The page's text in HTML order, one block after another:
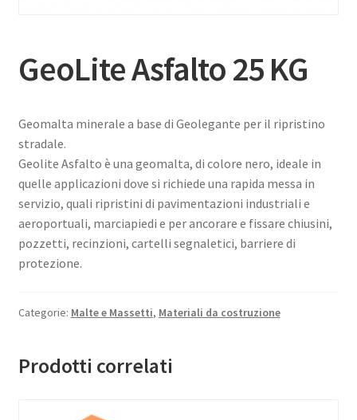
GeoLite Asfalto 25 KG
Geomalta minerale a base di Geolegante per il ripristino
stradale.
Geolite Asfalto è una geomalta, di colore nero, ideale in
quelle applicazioni dove si richiede una rapida messa in
servizio, quali ripristini di pavimentazioni industriali e
aeroportuali, marciapiedi e per ancorare e fissare chiusini,
pozzetti, recinzioni, cartelli segnaletici, barriere di
protezione.
Categorie: Malte e Massetti, Materiali da costruzione
Prodotti correlati